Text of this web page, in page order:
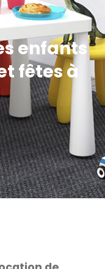
enfants
fêtes à